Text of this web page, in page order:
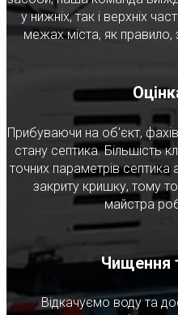
у нижніх, так і верхніх
межах міста, як правило,
Прибуваючи на об'єкт,
стану септика. Більшість
точних параметрів
закриту кришку, тому
майстра
Чищення
Відкачуємо воду та